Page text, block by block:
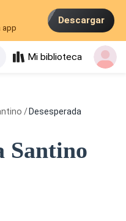
app
Descargar
Mi biblioteca
/ Desesperada
Santino